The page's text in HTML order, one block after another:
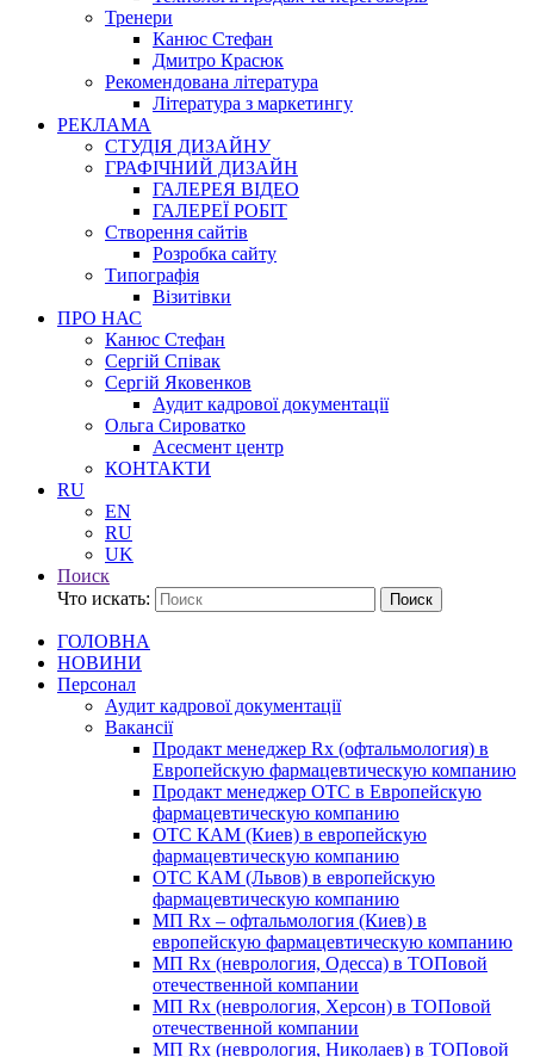
Тренери
Канюс Стефан
Дмитро Красюк
Рекомендована література
Література з маркетингу
РЕКЛАМА
СТУДІЯ ДИЗАЙНУ
ГРАФІЧНИЙ ДИЗАЙН
ГАЛЕРЕЯ ВІДЕО
ГАЛЕРЕЇ РОБІТ
Створення сайтів
Розробка сайту
Типографія
Візитівки
ПРО НАС
Канюс Стефан
Сергій Співак
Сергій Яковенков
Аудит кадрової документації
Ольга Сироватко
Асесмент центр
КОНТАКТИ
RU
EN
RU
UK
Поиск
Что искать:
Поиск
ГОЛОВНА
НОВИНИ
Персонал
Аудит кадрової документації
Вакансії
Продакт менеджер Rx (офтальмология) в
Европейскую фармацевтическую компанию
Продакт менеджер ОТС в Европейскую
фармацевтическую компанию
ОТС КАМ (Киев) в европейскую
фармацевтическую компанию
ОТС КАМ (Львов) в европейскую
фармацевтическую компанию
МП Rx – офтальмология (Киев) в
европейскую фармацевтическую компанию
МП Rx (неврология, Одесса) в ТОПовой
отечественной компании
МП Rx (неврология, Херсон) в ТОПовой
отечественной компании
МП Rx (неврология, Николаев) в ТОПовой